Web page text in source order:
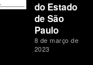
do Estado
de São
Paulo
8 de março de
2023